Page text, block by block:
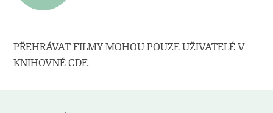
PŘEHRÁVAT FILMY MOHOU POUZE UŽIVATELÉ V
KNIHOVNĚ CDF.